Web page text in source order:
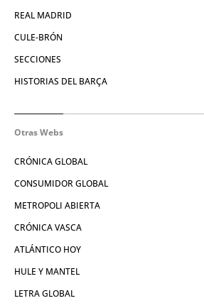
REAL MADRID
CULE-BRÓN
SECCIONES
HISTORIAS DEL BARÇA
Otras Webs
CRÓNICA GLOBAL
CONSUMIDOR GLOBAL
METROPOLI ABIERTA
CRÓNICA VASCA
ATLÁNTICO HOY
HULE Y MANTEL
LETRA GLOBAL